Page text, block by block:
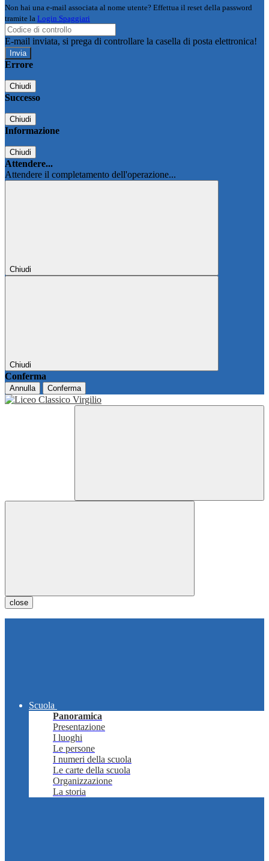
Non hai una e-mail associata al nome utente? Effettua il reset della password
tramite la Login Spaggiari
E-mail inviata, si prega di controllare la casella di posta elettronica!
Errore
Chiudi
Successo
Chiudi
Informazione
Chiudi
Attendere...
Attendere il completamento dell'operazione...
Chiudi
Chiudi
Conferma
Annulla Conferma
close
Scuola
Panoramica
Presentazione
I luoghi
Le persone
I numeri della scuola
Le carte della scuola
Organizzazione
La storia